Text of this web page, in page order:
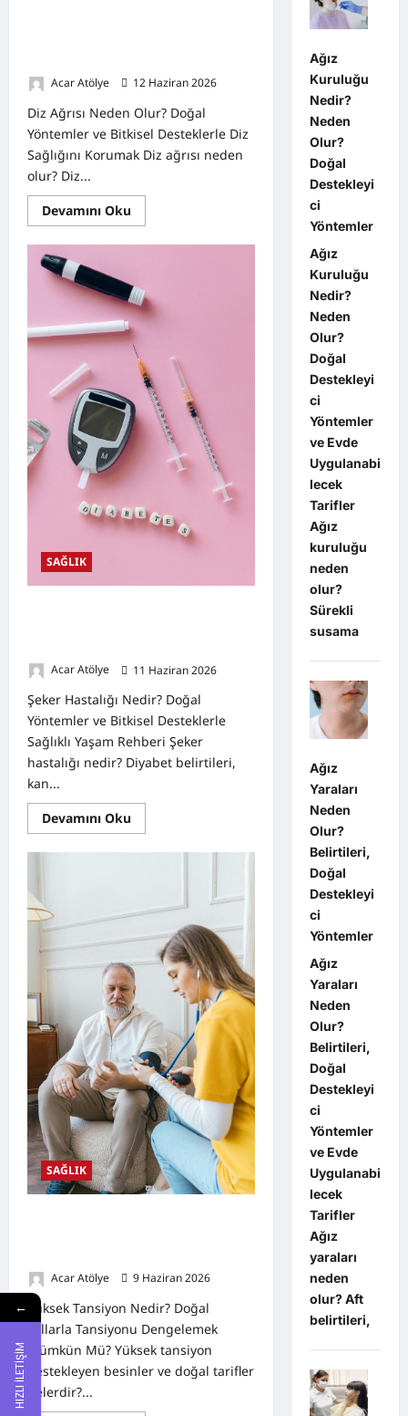
Acar Atölye
12 Haziran 2026
Diz Ağrısı Neden Olur? Doğal
Yöntemler ve Bitkisel Desteklerle Diz
Sağlığını Korumak Diz ağrısı neden
olur? Diz...
Devamını Oku
more
Diz
Olur?
Doğal
Yöntemler
ve
Bitkisel
Desteklerle
Diz
Sağlığını
Korumak
SAĞLIK
Acar Atölye
11 Haziran 2026
Şeker Hastalığı Nedir? Doğal
Yöntemler ve Bitkisel Desteklerle
Sağlıklı Yaşam Rehberi Şeker
hastalığı nedir? Diyabet belirtileri,
kan...
Devamını Oku
more
Şeker
Yöntemler
ve
Bitkisel
Desteklerle
Sağlıklı
Yaşam
Rehberi
SAĞLIK
Acar Atölye
9 Haziran 2026
Yüksek Tansiyon Nedir? Doğal
Yollarla Tansiyonu Dengelemek
Mümkün Mü? Yüksek tansiyon
destekleyen besinler ve doğal tarifler
nelerdir?...
Ağız
Kuruluğu
Nedir?
Neden
Olur?
Doğal
Destekleyi
ci
Yöntemler
Ağız
Kuruluğu
Nedir?
Neden
Olur?
Doğal
Destekleyi
ci
Yöntemler
ve Evde
Uygulanabi
lecek
Tarifler
Ağız
kuruluğu
neden
olur?
Sürekli
susama
Ağız
Yaraları
Neden
Olur?
Belirtileri,
Doğal
Destekleyi
ci
Yöntemler
Ağız
Yaraları
Neden
Olur?
Belirtileri,
Doğal
Destekleyi
ci
Yöntemler
ve Evde
Uygulanabi
lecek
Tarifler
Ağız
yaraları
neden
olur? Aft
belirtileri,
←
HIZLI İLETİŞİM